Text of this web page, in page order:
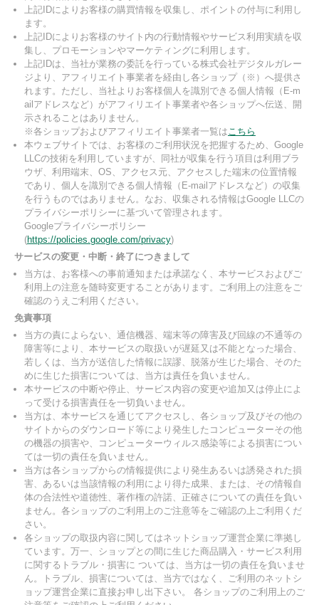
上記IDによりお客様の購買情報を収集し、ポイントの付与に利用し
ます。
上記IDによりお客様のサイト内の行動情報やサービス利用実績を収
集し、プロモーションやマーケティングに利用します。
上記IDは、当社が業務の委託を行っている株式会社デジタルガレー
ジより、アフィリエイト事業者を経由し各ショップ（※）へ提供さ
れます。ただし、当社よりお客様個人を識別できる個人情報（E-m
ailアドレスなど）がアフィリエイト事業者や各ショップへ伝送、開
示されることはありません。
※各ショップおよびアフィリエイト事業者一覧はこちら
本ウェブサイトでは、お客様のご利用状況を把握するため、Google
LLCの技術を利用していますが、同社が収集を行う項目は利用ブラ
ウザ、利用端末、OS、アクセス元、アクセスした端末の位置情報
であり、個人を識別できる個人情報（E-mailアドレスなど）の収集
を行うものではありません。なお、収集される情報はGoogle LLCの
プライバシーポリシーに基づいて管理されます。
Googleプライバシーポリシー
(https://policies.google.com/privacy)
サービスの変更・中断・終了につきまして
当方は、お客様への事前通知または承諾なく、本サービスおよびご
利用上の注意を随時変更することがあります。ご利用上の注意をご
確認のうえご利用ください。
免責事項
当方の責によらない、通信機器、端末等の障害及び回線の不通等の
障害等により、本サービスの取扱いが遅延又は不能となった場合、
若しくは、当方が送信した情報に誤謬、脱落が生じた場合、そのた
めに生じた損害については、当方は責任を負いません。
本サービスの中断や停止、サービス内容の変更や追加又は停止によ
って受ける損害責任を一切負いません。
当方は、本サービスを通じてアクセスし、各ショップ及びその他の
サイトからのダウンロード等により発生したコンピューターその他
の機器の損害や、コンピューターウィルス感染等による損害につい
ては一切の責任を負いません。
当方は各ショップからの情報提供により発生あるいは誘発された損
害、あるいは当該情報の利用により得た成果、または、その情報自
体の合法性や道徳性、著作権の許諾、正確さについての責任を負い
ません。各ショップのご利用上のご注意等をご確認の上ご利用くだ
さい。
各ショップの取扱内容に関してはネットショップ運営企業に準拠し
ています。万一、ショップとの間に生じた商品購入・サービス利用
に関するトラブル・損害に ついては、当方は一切の責任を負いませ
ん。トラブル、損害については、当方ではなく、ご利用のネットシ
ョップ運営企業に直接お申し出下さい。 各ショップのご利用上のご